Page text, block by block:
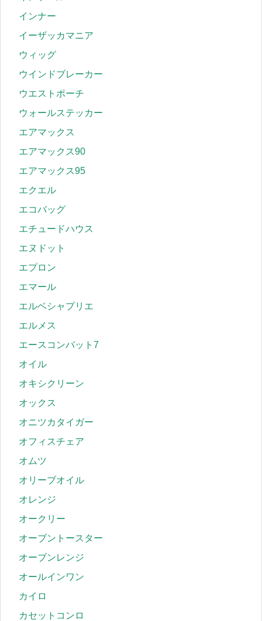
インナー
イーザッカマニア
ウィッグ
ウインドブレーカー
ウエストポーチ
ウォールステッカー
エアマックス
エアマックス90
エアマックス95
エクエル
エコバッグ
エチュードハウス
エヌドット
エプロン
エマール
エルベシャプリエ
エルメス
エースコンバット7
オイル
オキシクリーン
オックス
オニツカタイガー
オフィスチェア
オムツ
オリーブオイル
オレンジ
オークリー
オーブントースター
オーブンレンジ
オールインワン
カイロ
カセットコンロ